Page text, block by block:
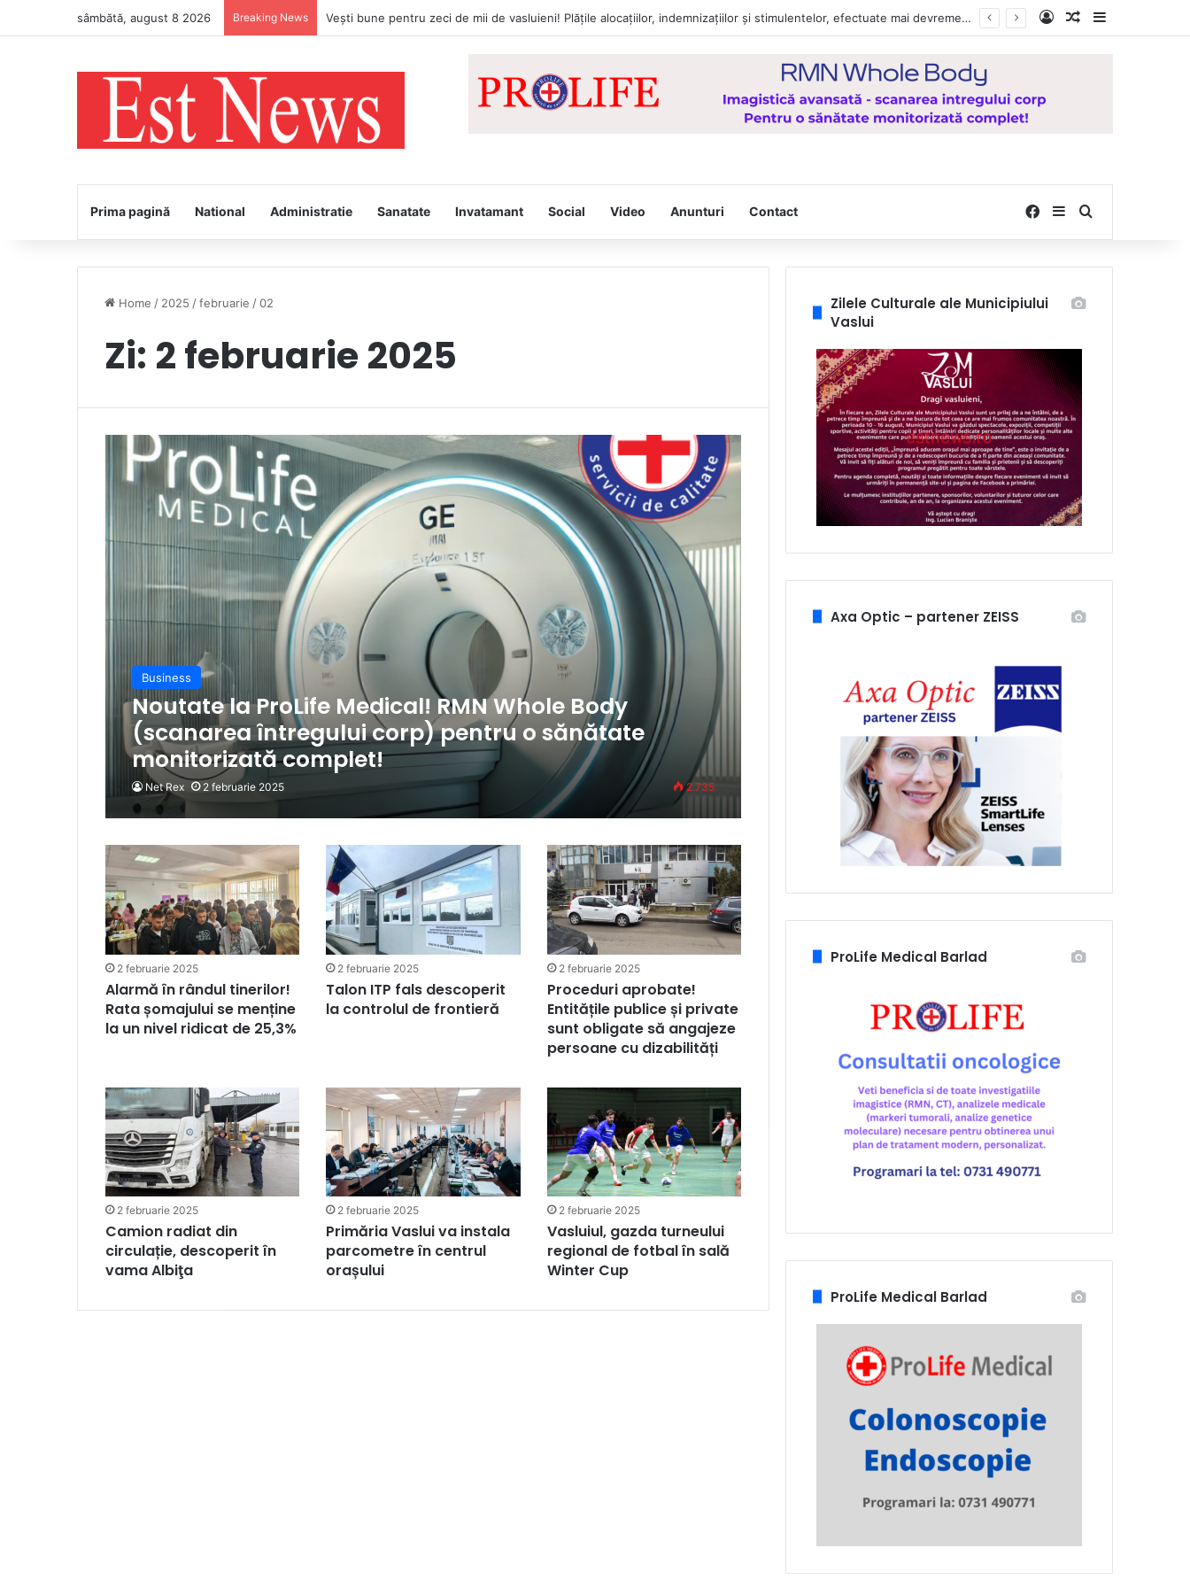
sâmbătă, august 8 2026 Breaking News Vești bune pentru zeci de mii de vasluieni! Plățile alocațiilor, indemnizațiilor și stimulentelor, efectuate mai devreme în luna august 2026 Log InRandom Article
Prima pagină National Administratie Sanatate Invatamant Social Video Anunturi Contact Facebook
SidebarSearch for
Home / 2025 /februarie /02
Zi: 2 februarie 2025
Business
Noutate la ProLife Medical! RMN Whole Body
(scanarea întregului corp) pentru o sănătate
monitorizată complet!
Net Rex 2 februarie 2025 2.735
2 februarie 2025
Alarmă în rândul tinerilor!
Rata șomajului se menține
la un nivel ridicat de 25,3%
2 februarie 2025
Talon ITP fals descoperit
la controlul de frontieră
2 februarie 2025
Proceduri aprobate!
Entitățile publice și private
sunt obligate să angajeze
persoane cu dizabilități
2 februarie 2025
Camion radiat din
circulație, descoperit în
vama Albiţa
2 februarie 2025
Primăria Vaslui va instala
parcometre în centrul
orașului
2 februarie 2025
Vasluiul, gazda turneului
regional de fotbal în sală
Winter Cup
Zilele Culturale ale Municipiului
Vaslui
Axa Optic – partener ZEISS
ProLife Medical Barlad
ProLife Medical Barlad